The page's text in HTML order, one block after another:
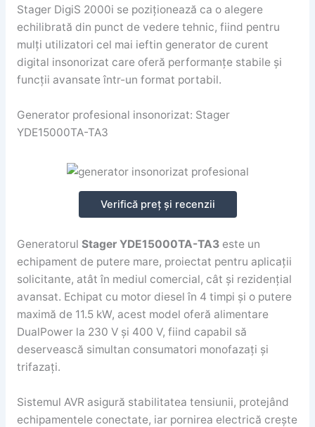
Stager DigiS 2000i se poziționează ca o alegere
echilibrată din punct de vedere tehnic, fiind pentru
mulți utilizatori cel mai ieftin generator de curent
digital insonorizat care oferă performanțe stabile și
funcții avansate într-un format portabil.
Generator profesional insonorizat: Stager
YDE15000TA-TA3
Verifică preț și recenzii
Generatorul Stager YDE15000TA-TA3este un
echipament de putere mare, proiectat pentru aplicații
solicitante, atât în mediul comercial, cât și rezidențial
avansat. Echipat cu motor diesel în 4 timpi și o putere
maximă de 11.5 kW, acest model oferă alimentare
DualPower la 230 V și 400 V, fiind capabil să
deservească simultan consumatori monofazați și
trifazați.
Sistemul AVR asigură stabilitatea tensiunii, protejând
echipamentele conectate, iar pornirea electrică crește